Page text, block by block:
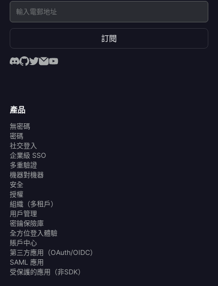
訂閱
產品
無密碼
密碼
社交登入
企業級 SSO
多重驗證
機器對機器
安全
授權
組織（多租戶）
用戶管理
密鑰保險庫
全方位登入體驗
賬戶中心
第三方應用（OAuth/OIDC）
SAML 應用
受保護的應用（非SDK）